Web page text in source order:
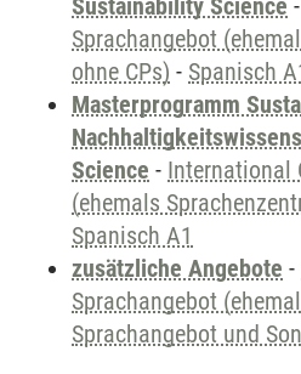
Sustainability Science -
Sprachangebot
ohne CPs) - Spanisch
Masterprogramm
Science - International
(ehemals
Spanisch A1
zusätzliche Angebote -
Sprachangebot
Sprachangebot und